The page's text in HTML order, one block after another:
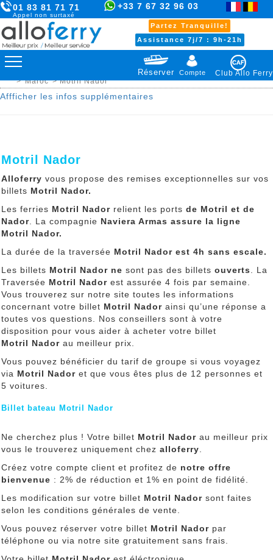
01 83 81 71 71
Appel non surtaxé
+33 7 67 32 96 03
Partez Tranquille!
Assistance 7j/7 : 9h-21h
Réserver Compte
Club Allo Ferry
>Maroc> Motril Nador
Affficher les infos supplémentaires
Motril Nador
Alloferry vous propose des remises exceptionnelles sur vos
billets Motril Nador.
Les ferries Motril Nador relient les ports de Motril et de
Nador . La compagnie Naviera Armas assure la ligne
Motril Nador.
La durée de la traversée Motril Nador est 4h sans escale.
Les billets Motril Nador ne sont pas des billets ouverts
. La
Traversée Motril Nador est assurée 4 fois par semaine.
Vous trouverez sur notre site toutes les informations
concernant votre billet Motril Nador ainsi qu’une réponse a
toutes vos questions. Nos conseillers sont à votre
disposition pour vous aider à acheter votre billet
Motril Nador au meilleur prix.
Vous pouvez bénéficier du tarif de groupe si vous voyagez
via Motril Nador et que vous êtes plus de 12 personnes et
5 voitures.
Billet bateau Motril Nador
Ne cherchez plus ! Votre billet Motril Nador au meilleur prix
vous le trouverez uniquement chez alloferry
Créez votre compte client et profitez de notre offre
bienvenue : 2% de réduction et 1% en point de fidélité.
Les modification sur votre billet Motril Nador sont faites
selon les conditions générales de vente.
Vous pouvez réserver votre billet Motril Nador par
téléphone ou via notre site gratuitement sans frais.